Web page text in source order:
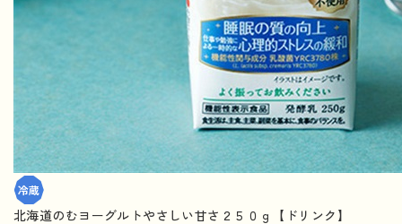
北海道のむヨーグルトやさしい甘さ２５０ｇ【ドリンク】